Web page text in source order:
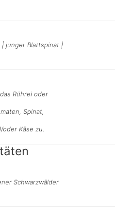
| junger Blattspinat |
Rührei oder
Spinat,
oder Käse zu.
Schwarzwälder